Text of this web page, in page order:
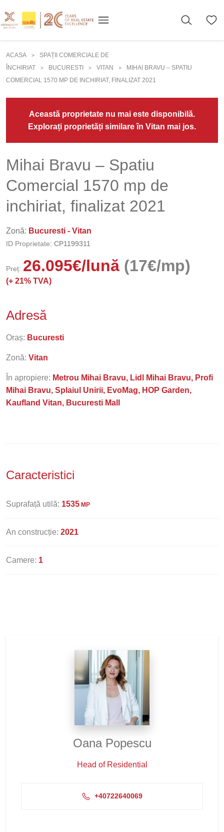
ACASA >
SPAȚII COMERCIALE DE
ÎNCHIRIAT
> BUCURESTI > VITAN >
MIHAI BRAVU – SPATIU
COMERCIAL 1570 MP DE INCHIRIAT, FINALIZAT 2021
Această proprietate nu mai este disponibilă.
Explorați proprietăți similare în Vitan mai jos.
Mihai Bravu – Spatiu
Comercial 1570 mp de
inchiriat, finalizat 2021
Zonă: Bucuresti - Vitan
ID Proprietate: CP1199311
Preț: 26.095€/lună (17€/mp)
(+ 21% TVA)
Adresă
Oraș: Bucuresti
Zonă: Vitan
În apropiere: Metrou Mihai Bravu, Lidl Mihai Bravu, Profi
Mihai Bravu, Splaiul Unirii, EvoMag, HOP Garden,
Kaufland Vitan, Bucuresti Mall
Caracteristici
Suprafață utilă: 1535 MP
An construcție: 2021
Camere: 1
Oana Popescu
Head of Residential
+40722640069